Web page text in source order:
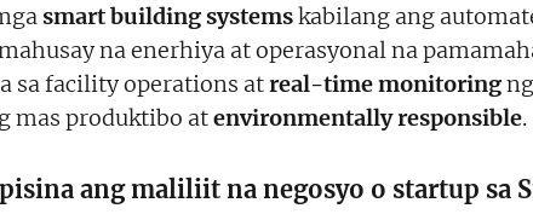
smart building systemskabilang ang
na enerhiya at operasyonal na
sa facility operations atreal-time monitoring
mas produktibo atenvironmentally responsible.
ang maliliit na negosyo o startup sa